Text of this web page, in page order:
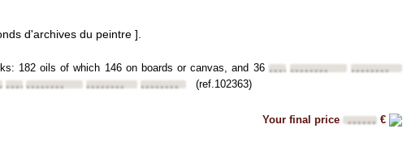
d'archives du peintre ].
182 oils of which 146 on boards or canvas, and 36 ••••••••••••••••
••••••••
•••••••••••••••• •••••••• •••••••• (ref.102363)
Your final price •••••• €